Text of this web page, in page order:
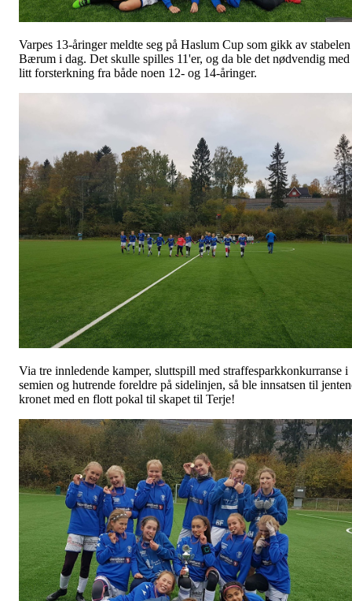
Varpes 13-åringer meldte seg på Haslum Cup som gikk av
Bærum i dag. Det skulle spilles 11'er, og da ble det nødvendig med
litt forsterkning fra både noen 12- og 14-åringer.
Via tre innledende kamper, sluttspill med straffesparkkonkurranse i
semien og hutrende foreldre på sidelinjen, så ble innsatsen til
kronet med en flott pokal til skapet til Terje!